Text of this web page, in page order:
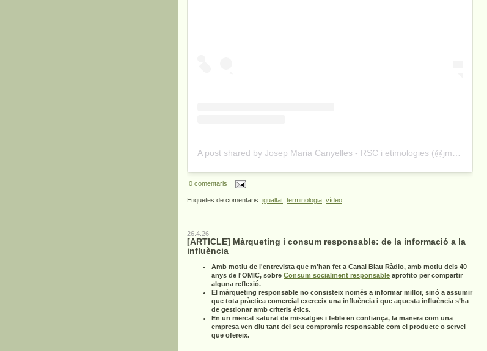
A post shared by Josep Maria Canyelles - RSC i etimologies (@jmcanyelles)
0 comentaris
Etiquetes de comentaris: igualtat terminologia vídeo
26.4.26
[ARTICLE] Màrqueting i consum responsable: de la informació a la
influència
Amb motiu de l'entrevista que m'han fet a Canal Blau Ràdio, amb motiu dels 40
anys de l'OMIC, sobre Consum socialment responsable aprofito per compartir
alguna reflexió.
El màrqueting responsable no consisteix només a informar millor, sinó a assumir
que tota pràctica comercial exerceix una influència i que aquesta influència s’ha
de gestionar amb criteris ètics.
En un mercat saturat de missatges i feble en confiança, la manera com una
empresa ven diu tant del seu compromís responsable com el producte o servei
que ofereix.